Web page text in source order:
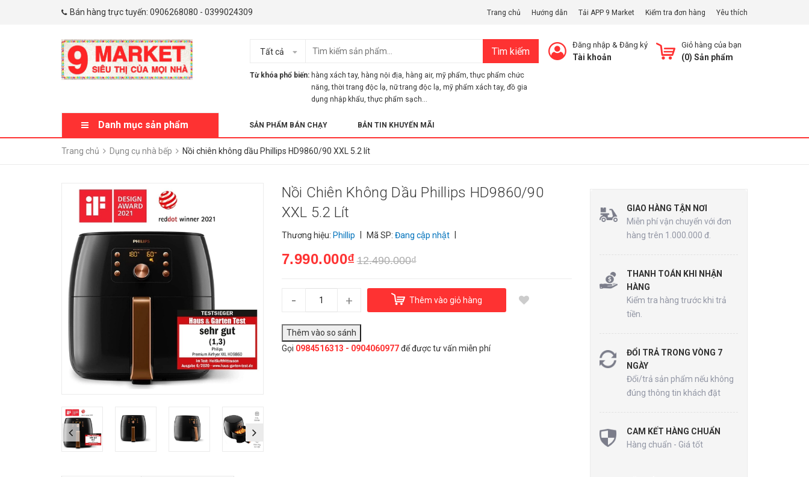
Bán hàng trực tuyến: 0906268080 - 0399024309 Trang chủ Hướng dẫn Tải APP 9 Market Kiểm tra đơn hàng Yêu thích
Tất cả Tìm kiếm
Từ khóa phổ biến: hàng xách tay, hàng nội địa, hàng air, mỹ phẩm,thực phẩm chức
năng,thời trang độc lạ, nữ trang độc lạ, mỹ phẩm xách tay, đồ gia
dụng nhập khẩu,thực phẩm sạch...
Giỏ hàng của bạn
(0) Sản phẩm
Đăng nhập & Đăng ký
Tài khoản
Danh mục sản phẩm SẢN PHẨM BÁN CHẠY BẢN TIN KHUYẾN MÃI
Trang chủ Dụng cụ nhà bếp Nồi chiên không dầu Phillips HD9860/90 XXL 5.2 lít
Nồi Chiên Không Dầu Phillips HD9860/90
XXL 5.2 Lít
Thương hiệu: Phillip Mã SP: Đang cập nhật
7.990.000₫12.490.000₫
- + Thêm vào giỏ hàng
Gọi 0984516313 - 0904060977để được tư vấn miễn phí
GIAO HÀNG TẬN NƠI
Miễn phí vận chuyển với đơn
hàng trên 1.000.000 đ.
THANH TOÁN KHI NHẬN
HÀNG
Kiểm tra hàng trước khi trả
tiền.
ĐỔI TRẢ TRONG VÒNG 7
NGÀY
Đổi/trả sản phẩm nếu không
đúng thông tin khách đặt
CAM KẾT HÀNG CHUẨN
Hàng chuẩn - Giá tốt
7.990.000₫
Đây là giải pháp trải nghiệm phát triển bởi EGANY